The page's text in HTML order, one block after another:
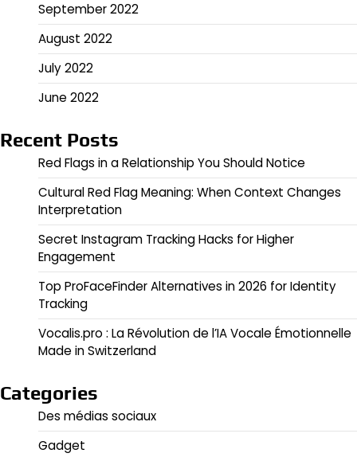
September 2022
August 2022
July 2022
June 2022
Recent Posts
Red Flags in a Relationship You Should Notice
Cultural Red Flag Meaning: When Context Changes
Interpretation
Secret Instagram Tracking Hacks for Higher
Engagement
Top ProFaceFinder Alternatives in 2026 for Identity
Tracking
Vocalis.pro : La Révolution de l’IA Vocale Émotionnelle
Made in Switzerland
Categories
Des médias sociaux
Gadget